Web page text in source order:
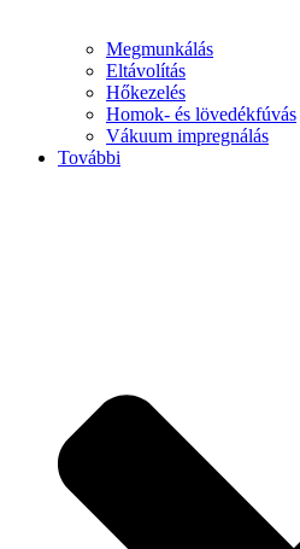
Megmunkálás
Eltávolítás
Hőkezelés
Homok- és lövedékfúvás
Vákuum impregnálás
További